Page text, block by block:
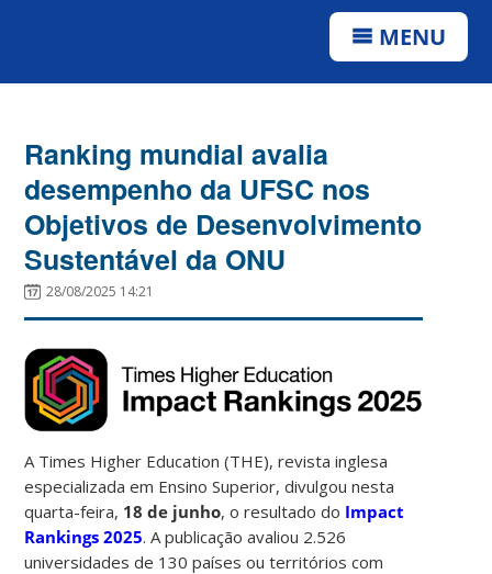
MENU
Ranking mundial avalia
desempenho da UFSC nos
Objetivos de Desenvolvimento
Sustentável da ONU
28/08/2025 14:21
A Times Higher Education (THE), revista inglesa
especializada em Ensino Superior, divulgou nesta
quarta-feira, 18 de junho, o resultado do Impact
Rankings 2025. A publicação avaliou 2.526
universidades de 130 países ou territórios com